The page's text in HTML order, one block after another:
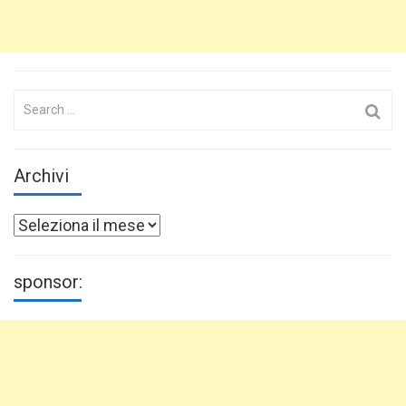
Search
Archivi
Archivi
sponsor: